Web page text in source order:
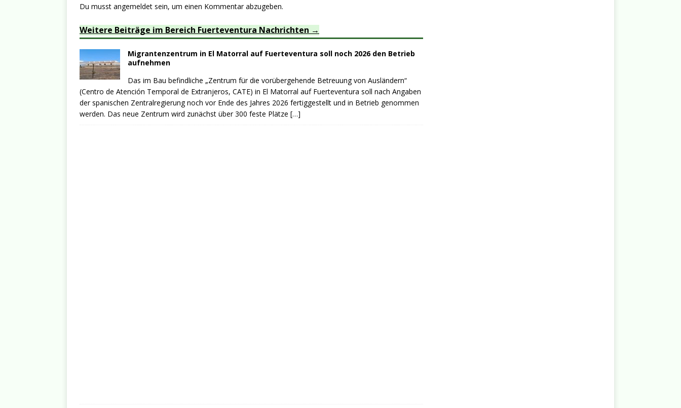
Du musst angemeldet sein, um einen Kommentar abzugeben.
Weitere Beiträge im Bereich Fuerteventura Nachrichten
Migrantenzentrum in El Matorral auf Fuerteventura soll noch 2026 den Betrieb
aufnehmen
Das im Bau befindliche „Zentrum für die vorübergehende Betreuung von Ausländern“
(Centro de Atención Temporal de Extranjeros, CATE) in El Matorral auf Fuerteventura soll nach Angaben
der spanischen Zentralregierung noch vor Ende des Jahres 2026 fertiggestellt und in Betrieb genommen
werden. Das neue Zentrum wird zunächst über 300 feste Plätze […]